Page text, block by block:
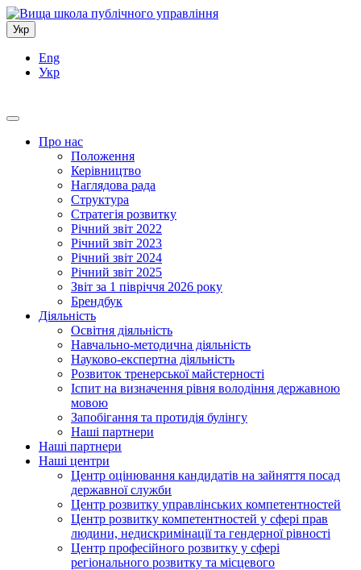
Укр
Eng
Укр
Про нас
Положення
Керівництво
Наглядова рада
Структура
Стратегія розвитку
Річний звіт 2022
Річний звіт 2023
Річний звіт 2024
Річний звіт 2025
Звіт за 1 півріччя 2026 року
Брендбук
Діяльність
Освітня діяльність
Навчально-методична діяльність
Науково-експертна діяльність
Розвиток тренерської майстерності
Іспит на визначення рівня володіння державною
мовою
Запобігання та протидія булінгу
Наші партнери
Наші партнери
Наші центри
Центр оцінювання кандидатів на зайняття посад
державної служби
Центр розвитку управлінських компетентностей
Центр розвитку компетентностей у сфері прав
людини, недискримінації та гендерної рівності
Центр професійного розвитку у сфері
регіонального розвитку та місцевого